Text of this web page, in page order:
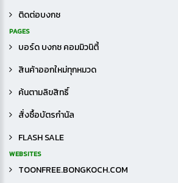
ติดต่อบงกช
PAGES
บอร์ด บงกช คอมมิวนิตี้
สินค้าออกใหม่ทุกหมวด
ค้นตามลิขสิทธิ์
สั่งซื้อบัตรกำนัล
FLASH SALE
WEBSITES
TOONFREE.BONGKOCH.COM